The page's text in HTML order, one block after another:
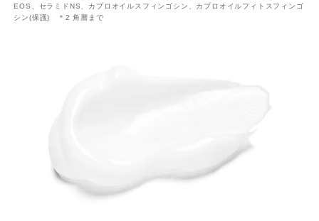
EOS、セラミドNS、カプロオイルスフィンゴシン、カプロオイルフィトスフィンゴ
シン(保護) ＊2 角層まで